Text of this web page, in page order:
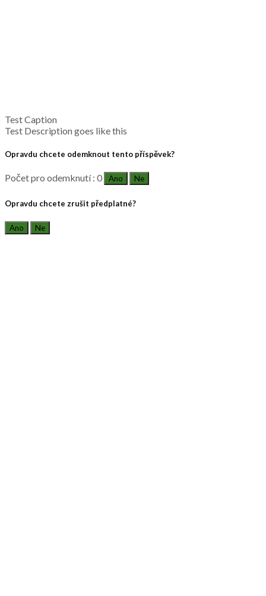
Test Caption
Test Description goes like this
Opravdu chcete odemknout tento příspěvek?
Počet pro odemknutí : 0 Ano Ne
Opravdu chcete zrušit předplatné?
Ano Ne